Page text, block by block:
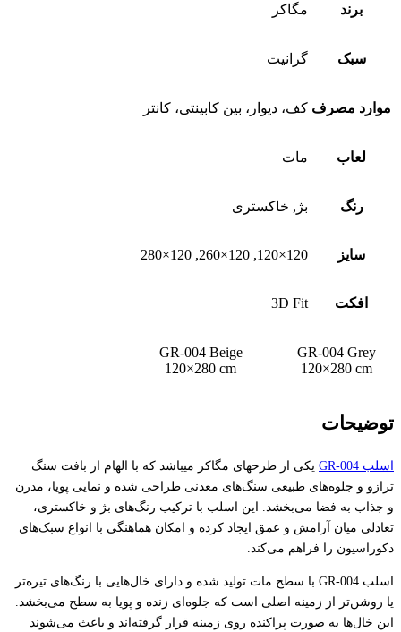
برند مگاکر
سبک گرانیت
موارد مصرف کف، دیوار، بین کابینتی، کانتر
لعاب مات
رنگ بژ, خاکستری
سایز 120×120, 120×260, 120×280
افکت 3D Fit
GR-004 Grey
120×280 cm
GR-004 Beige
120×280 cm
توضیحات
اسلب GR-004
یکی از طرحهای مگاکر میباشد که با الهام از بافت سنگ
ترازو و جلوه‌های طبیعی سنگ‌های معدنی طراحی شده و نمایی پویا، مدرن
و جذاب به فضا می‌بخشد. این اسلب با ترکیب رنگ‌های بژ و خاکستری،
تعادلی میان آرامش و عمق ایجاد کرده و امکان هماهنگی با انواع سبک‌های
دکوراسیون را فراهم می‌کند.
اسلب GR-004 با سطح مات تولید شده و دارای خال‌هایی با رنگ‌های تیره‌تر
یا روشن‌تر از زمینه اصلی است که جلوه‌ای زنده و پویا به سطح می‌بخشد.
این خال‌ها به صورت پراکنده روی زمینه قرار گرفته‌اند و باعث می‌شوند